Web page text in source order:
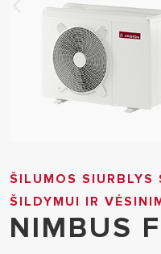
ŠILUMOS SIURBLYS
ŠILDYMUI IR
NIMBUS